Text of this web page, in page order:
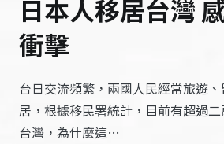
日本人移居台灣
衝擊
台日交流頻繁，兩國人民經常旅遊
居，根據移民署統計，目前有超過
台灣，為什麼這…